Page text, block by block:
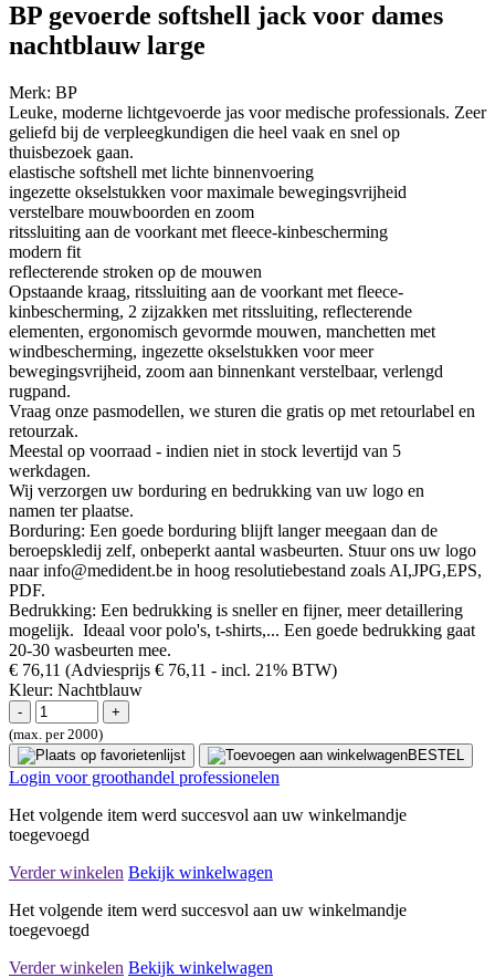
BP gevoerde softshell jack voor dames
nachtblauw large
Merk: BP
Leuke, moderne lichtgevoerde jas voor medische professionals. Zeer
geliefd bij de verpleegkundigen die heel vaak en snel op
thuisbezoek gaan.
elastische softshell met lichte binnenvoering
ingezette okselstukken voor maximale bewegingsvrijheid
verstelbare mouwboorden en zoom
ritssluiting aan de voorkant met fleece-kinbescherming
modern fit
reflecterende stroken op de mouwen
Opstaande kraag, ritssluiting aan de voorkant met fleece-
kinbescherming, 2 zijzakken met ritssluiting, reflecterende
elementen, ergonomisch gevormde mouwen, manchetten met
windbescherming, ingezette okselstukken voor meer
bewegingsvrijheid, zoom aan binnenkant verstelbaar, verlengd
rugpand.
Vraag onze pasmodellen, we sturen die gratis op met retourlabel en
retourzak.
Meestal op voorraad - indien niet in stock levertijd van 5
werkdagen.
Wij verzorgen uw borduring en bedrukking van uw logo en
namen ter plaatse.
Borduring: Een goede borduring blijft langer meegaan dan de
beroepskledij zelf, onbeperkt aantal wasbeurten. Stuur ons uw logo
naar info@medident.be in hoog resolutiebestand zoals AI,JPG,EPS,
PDF.
Bedrukking: Een bedrukking is sneller en fijner, meer detaillering
mogelijk. Ideaal voor polo's, t-shirts,... Een goede bedrukking gaat
20-30 wasbeurten mee.
€ 76,11 (Adviesprijs € 76,11 - incl. 21% BTW)
Kleur: Nachtblauw
(max. per 2000)
BESTEL
Login voor groothandel professionelen
Het volgende item werd succesvol aan uw winkelmandje
toegevoegd
Verder winkelen Bekijk winkelwagen
Het volgende item werd succesvol aan uw winkelmandje
toegevoegd
Verder winkelen Bekijk winkelwagen